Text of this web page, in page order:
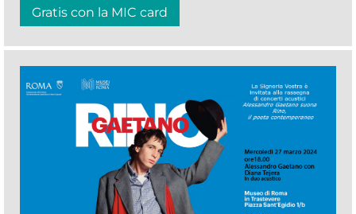
Gratis con la MIC card